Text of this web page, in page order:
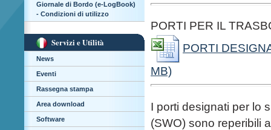
Giornale di Bordo (e-LogBook)
- Condizioni di utilizzo
Servizi e Utilità
News
Eventi
Rassegna stampa
Area download
Software
PORTI PER IL
PORTI
MB)
I porti designati per lo
(SWO) sono reperibili